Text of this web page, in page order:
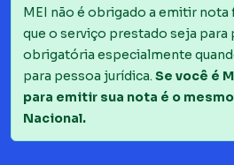
MEI não é obrigado a emitir nota
que o serviço prestado seja para
obrigatória especialmente
para pessoa jurídica. Se você é
para emitir sua nota é o
Nacional.